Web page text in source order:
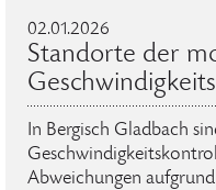
02.01.2026
Standorte der
In Bergisch Gladbach
Abweichungen